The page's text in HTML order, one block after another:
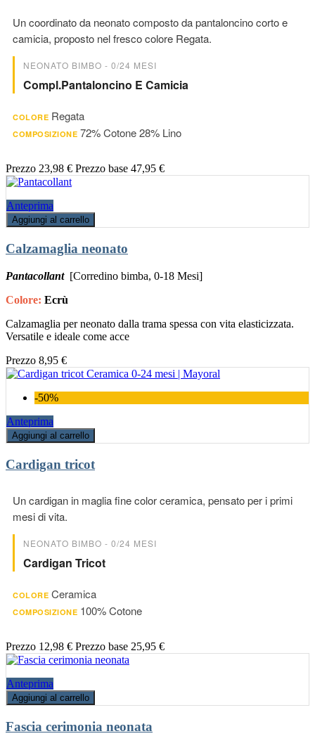
Un coordinato da neonato composto da pantaloncino corto e
camicia, proposto nel fresco colore Regata.
NEONATO BIMBO - 0/24 MESI
Compl.pantaloncino E Camicia
COLORE Regata
COMPOSIZIONE 72% Cotone 28% Lino
Prezzo 23,98 € Prezzo base 47,95 €
Anteprima
Aggiungi al carrello
Calzamaglia neonato
Pantacollant[Corredino bimba, 0-18 Mesi]
Colore: Ecrù
Calzamaglia per neonato dalla trama spessa con vita elasticizzata.
Versatile e ideale come acce
Prezzo 8,95 €
-50%
Anteprima
Aggiungi al carrello
Cardigan tricot
Un cardigan in maglia fine color ceramica, pensato per i primi
mesi di vita.
NEONATO BIMBO - 0/24 MESI
Cardigan Tricot
COLORE Ceramica
COMPOSIZIONE 100% Cotone
Prezzo 12,98 € Prezzo base 25,95 €
Anteprima
Aggiungi al carrello
Fascia cerimonia neonata